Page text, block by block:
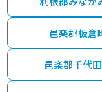
邑楽郡板倉
邑楽郡千代